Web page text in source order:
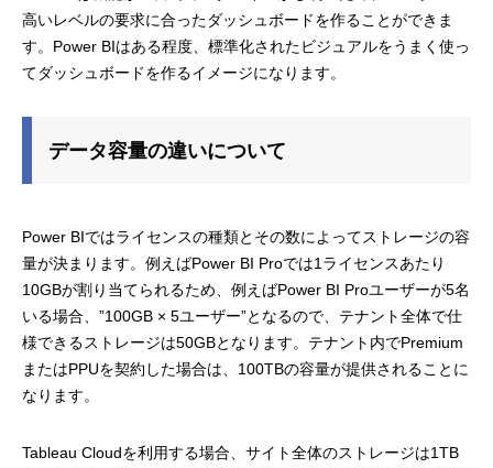
高いレベルの要求に合ったダッシュボードを作ることができま
す。Power BIはある程度、標準化されたビジュアルをうまく使っ
てダッシュボードを作るイメージになります。
データ容量の違いについて
Power BIではライセンスの種類とその数によってストレージの容
量が決まります。例えばPower BI Proでは1ライセンスあたり
10GBが割り当てられるため、例えばPower BI Proユーザーが5名
いる場合、”100GB × 5ユーザー”となるので、テナント全体で仕
様できるストレージは50GBとなります。テナント内でPremium
またはPPUを契約した場合は、100TBの容量が提供されることに
なります。
Tableau Cloudを利用する場合、サイト全体のストレージは1TB